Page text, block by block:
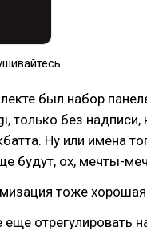
был набор
только без надписи,
Ну или имена
будут, ох, мечты-
тоже хорошая.
отрегулировать